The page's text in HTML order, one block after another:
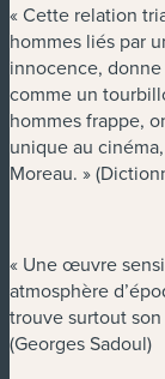
« Cette relation
hommes liés par
innocence,
comme un
hommes frappe,
unique au
Moreau. »
« Une œuvre
atmosphère
trouve surtout
(Georges Sadoul)